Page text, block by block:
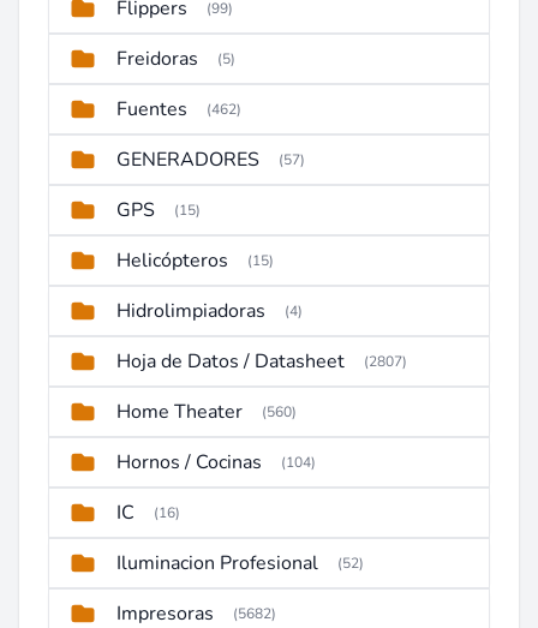
Flippers (99)
Freidoras (5)
Fuentes (462)
GENERADORES (57)
GPS (15)
Helicópteros (15)
Hidrolimpiadoras (4)
Hoja de Datos / Datasheet (2807)
Home Theater (560)
Hornos / Cocinas (104)
IC (16)
Iluminacion Profesional (52)
Impresoras (5682)